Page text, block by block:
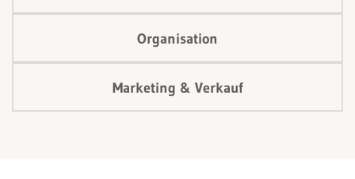
Organisation
Marketing & Verkauf